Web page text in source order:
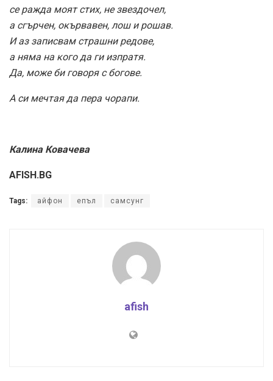
се ражда моят стих, не звездочел,
а сгърчен, окървавен, лош и рошав.
И аз записвам страшни редове,
а няма на кого да ги изпратя.
Да, може би говоря с богове.
А си мечтая да пера чорапи.
Калина Ковачева
AFISH.BG
Tags: айфон епъл самсунг
afish